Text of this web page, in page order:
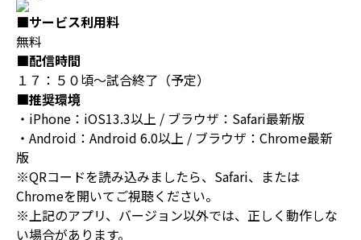
■サービス利用料
無料
■配信時間
１７：５０頃～試合終了（予定）
■推奨環境
・iPhone：iOS13.3以上 / ブラウザ：Safari最新版
・Android：Android 6.0以上 / ブラウザ：Chrome最新
版
※QRコードを読み込みましたら、Safari、または
Chromeを開いてご視聴ください。
※上記のアプリ、バージョン以外では、正しく動作しな
い場合があります。